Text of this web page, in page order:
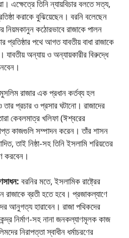
এক্ষেত্রে তিনি ন্যায়বিচার বলতে সত্য,
করাকে বুঝিয়েছেন। বরনি বলেছেন
কঠোরভাবে রাজাকে পালন
প্রতিষ্ঠার পথে আগত যাবতীয় বাধা রাজাকে
অন্যায় ও অন্যায়কারীর বিরুদ্ধে
মুসলিম রাজার এক প্রধান কর্তব্য হল
প্রচার ও প্রসার ঘটানাে। রাজাদের
কেবলমাত্র খলিফা (ঈশ্বরের
কাজগুলি সম্পাদন করেন। তাঁর শাসন
তাই নিষ্ঠা-সহ তিনি ইসলামি শরিয়তের
করবেন।
বরনির মতে, ইসলামিক রাষ্ট্রের
রাজাকে ব্রতী হতে হবে। প্রজাকল্যাণে
আনুগত্য হারাবেন। রাজা পথিকদের
নির্মাণ-সহ নানা জনকল্যাণমূলক কাজ
নিরাপত্তা স্বাধীন ধর্মাচরণের